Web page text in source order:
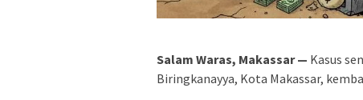
Salam Waras, Makassar — Kasus
Biringkanayya, Kota Makassar,